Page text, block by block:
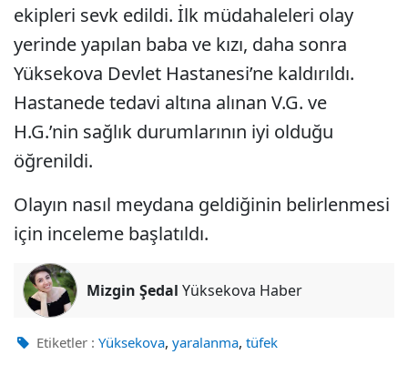
ekipleri sevk edildi. İlk müdahaleleri olay
yerinde yapılan baba ve kızı, daha sonra
Yüksekova Devlet Hastanesi’ne kaldırıldı.
Hastanede tedavi altına alınan V.G. ve
H.G.’nin sağlık durumlarının iyi olduğu
öğrenildi.
Olayın nasıl meydana geldiğinin belirlenmesi
için inceleme başlatıldı.
Mizgin Şedal Yüksekova Haber
Etiketler : Yüksekova, yaralanma, tüfek